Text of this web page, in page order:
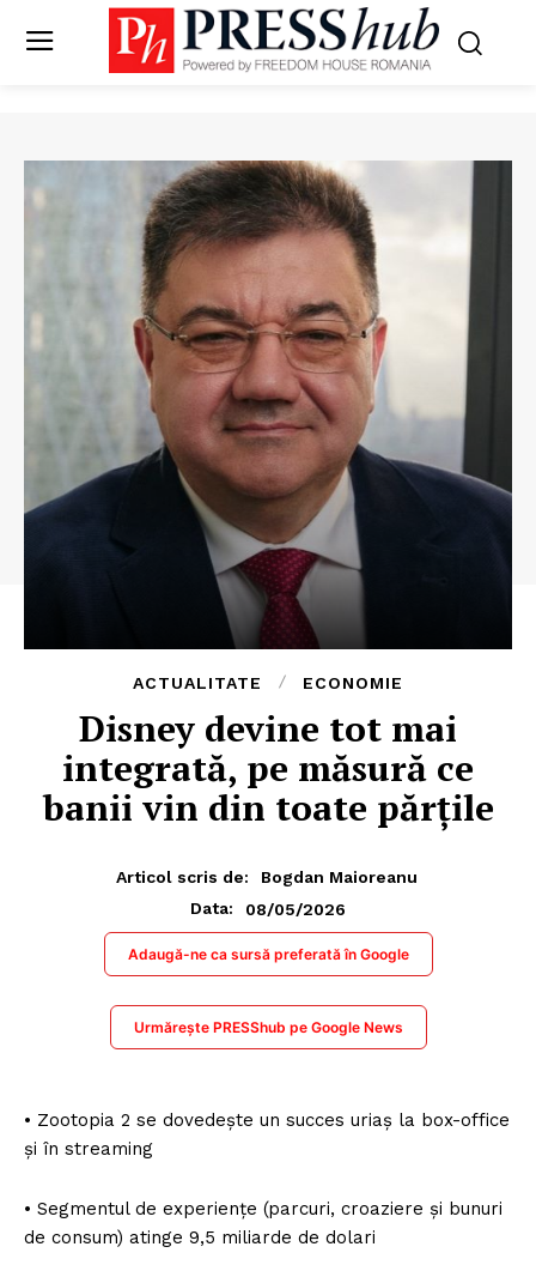
ACTUALITATE ECONOMIE
Disney devine tot mai
integrată, pe măsură ce
banii vin din toate părțile
Articol scris de:
Bogdan Maioreanu
Data:
08/05/2026
Adaugă-ne ca sursă preferată în Google
Urmărește PRESShub pe Google News
• Zootopia 2 se dovedește un succes uriaș la box-office
și în streaming
• Segmentul de experiențe (parcuri, croaziere și bunuri
de consum) atinge 9,5 miliarde de dolari